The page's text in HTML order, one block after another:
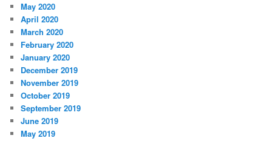
May 2020
April 2020
March 2020
February 2020
January 2020
December 2019
November 2019
October 2019
September 2019
June 2019
May 2019